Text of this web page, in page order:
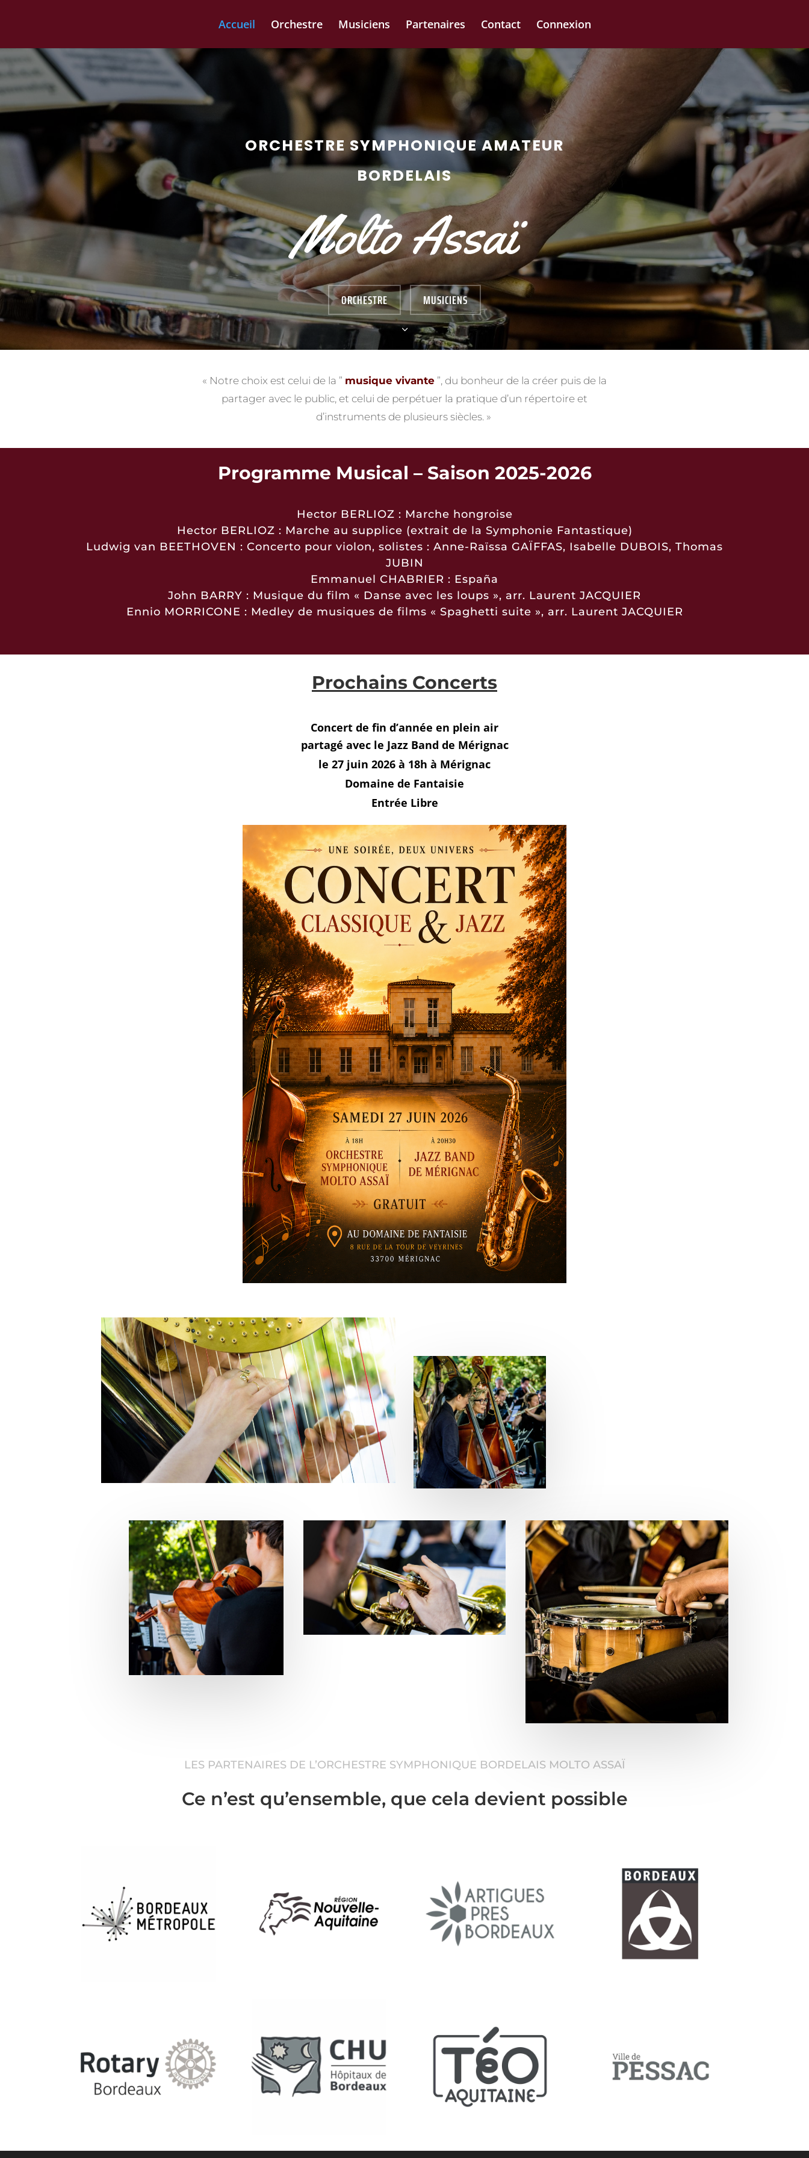
Accueil Orchestre Musiciens Partenaires Contact Connexion
ORCHESTRE SYMPHONIQUE AMATEUR
BORDELAIS
Molto Assaï
ORCHESTRE MUSICIENS
3
« Notre choix est celui de la ” musique vivante ”, du bonheur de la créer puis de la
partager avec le public, et celui de perpétuer la pratique d’un répertoire et
d’instruments de plusieurs siècles. »
Programme Musical – Saison 2025-2026
Hector BERLIOZ : Marche hongroise
Hector BERLIOZ : Marche au supplice (extrait de la Symphonie Fantastique)
Ludwig van BEETHOVEN : Concerto pour violon, solistes : Anne-Raïssa GAÏFFAS, Isabelle DUBOIS, Thomas
JUBIN
Emmanuel CHABRIER : España
John BARRY : Musique du film « Danse avec les loups », arr. Laurent JACQUIER
Ennio MORRICONE : Medley de musiques de films « Spaghetti suite », arr. Laurent JACQUIER
Prochains Concerts
Concert de fin d’année en plein air
partagé avec le Jazz Band de Mérignac
le 27 juin 2026 à 18h à Mérignac
Domaine de Fantaisie
Entrée Libre
LES PARTENAIRES DE L’ORCHESTRE SYMPHONIQUE BORDELAIS MOLTO ASSAÏ
Ce n’est qu’ensemble, que cela devient possible